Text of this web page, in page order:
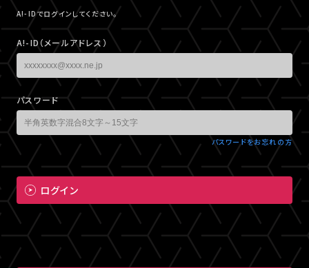
A!-IDでログインしてください。
A!-ID（メールアドレス）
パスワード
パスワードをお忘れの方
ログイン